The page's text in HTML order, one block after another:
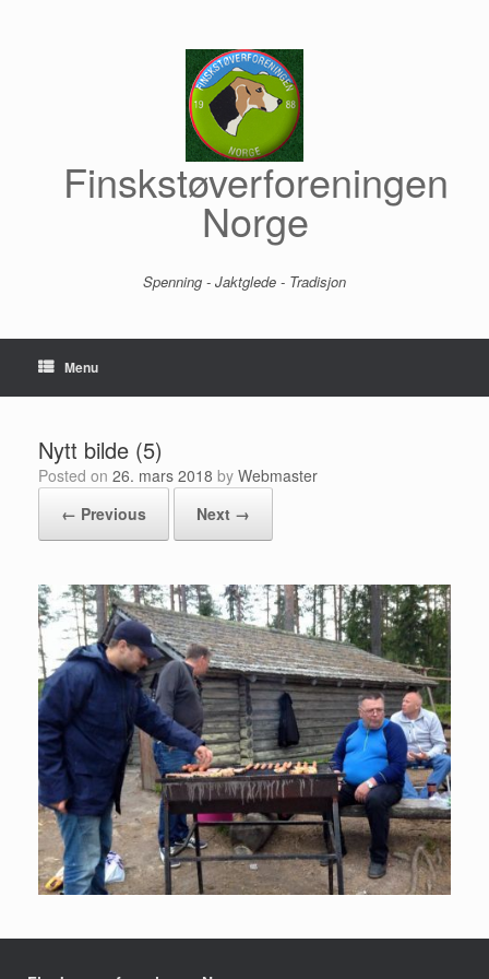
Finskstøverforeningen
Norge
Spenning - Jaktglede - Tradisjon
Menu
Nytt bilde (5)
Posted on 26. mars 2018 by Webmaster
← Previous
Next →